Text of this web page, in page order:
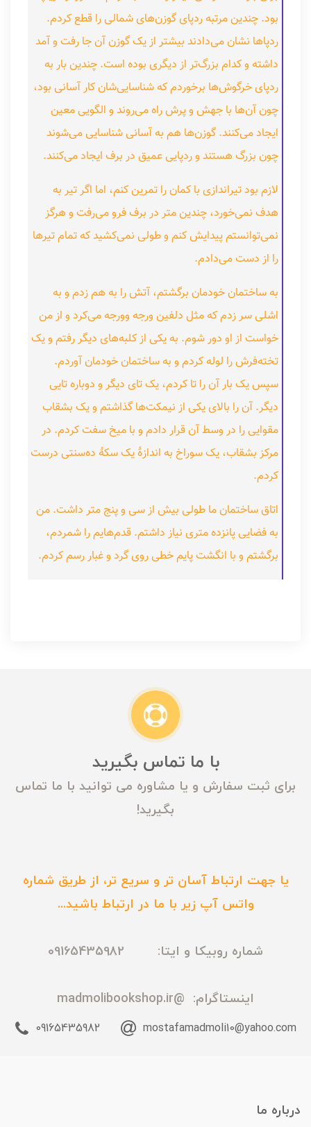
بود. چندین مرتبه ردپای گوزن‌های شمالی را قطع کردم.
ردپاها نشان می‌دادند بیشتر از یک گوزن آن جا رفت‌ و آمد
داشته و کدام بزرگ‌تر از دیگری بوده است. چندین بار به
ردپای خرگوش‌ها برخوردم که شناسایی‌شان کار آسانی بود،
چون آن‌ها با جهش و پرش راه می‌روند و الگویی معین
ایجاد می‌کنند. گوزن‌ها هم به‌ آسانی شناسایی می‌شوند
چون بزرگ هستند و ردپایی عمیق در برف ایجاد می‌کنند.
لازم بود تیراندازی با کمان را تمرین کنم، اما اگر تیر به
هدف نمی‌خورد، چندین متر در برف فرو می‌رفت و هرگز
نمی‌توانستم پیدایش کنم و طولی نمی‌کشید که تمام تیرها
را از دست می‌دادم.
به ساختمان خودمان برگشتم، آتش را به‌ هم زدم و به
اشلی سر زدم که مثل دلفین ورجه‌ وورجه می‌کرد و از من
خواست از او دور شوم. به یکی از کلبه‌های دیگر رفتم و یک
تخته‌فرش را لوله کردم و به ساختمان خودمان آوردم.
سپس یک‌ بار آن را تا کردم، یک تای دیگر و دوباره تایی
دیگر. آن را بالای یکی از نیمکت‌ها گذاشتم و یک بشقاب
مقوایی را در وسط آن قرار دادم و با میخ سفت کردم. در
مرکز بشقاب، یک سوراخ به‌ اندازۀ یک سکۀ ده‌سنتی درست
کردم.
اتاق ساختمان ما طولی بیش از سی‌ و پنج متر داشت. من
به فضایی پانزده‌ متری نیاز داشتم. قدم‌هایم را شمردم،
برگشتم و با انگشت پایم خطی روی گرد و غبار رسم کردم.
با ما تماس بگیرید
برای ثبت سفارش و یا مشاوره می توانید با ما تماس
بگیرید!
یا جهت ارتباط آسان تر و سریع تر، از طریق شماره
واتس آپ زیر با ما در ارتباط باشید...
شماره روبیکا و ایتا: 09165435982
اینستاگرام: @madmolibookshop.ir
mostafamadmoli10@yahoo.com
09165435982
درباره ما